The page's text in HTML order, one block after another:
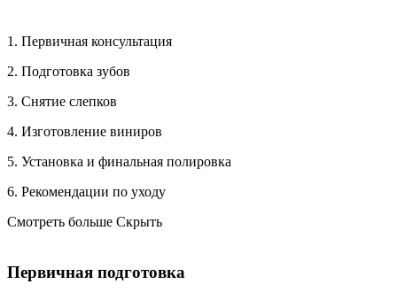
1. Первичная консультация
2. Подготовка зубов
3. Снятие слепков
4. Изготовление виниров
5. Установка и финальная полировка
6. Рекомендации по уходу
Смотреть больше Скрыть
Первичная подготовка